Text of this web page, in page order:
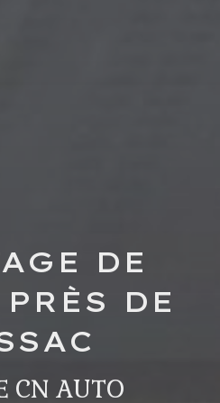
DE
DE
CN AUTO